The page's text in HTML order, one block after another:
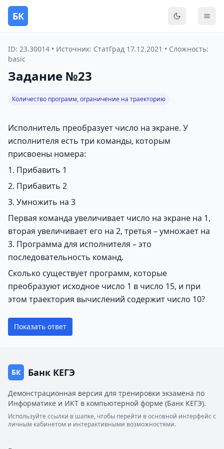
БК
ID: 23.30014 • Источник: СтатГрад 17.12.2021 • Сложность:
basic
Задание №23
Количество программ, ограничение на траекторию
Исполнитель преобразует число на экране. У
исполнителя есть три команды, которым
присвоены номера:
1. Прибавить 1
2. Прибавить 2
3. Умножить на 3
Первая команда увеличивает число на экране на 1,
вторая увеличивает его на 2, третья – умножает на
3. Программа для исполнителя – это
последовательность команд.
Сколько существует программ, которые
преобразуют исходное число 1 в число 15, и при
этом траектория вычислений содержит число 10?
Показать ответ
БК Банк КЕГЭ
Демонстрационная версия для тренировки экзамена по
Информатике и ИКТ в компьютерной форме (Банк КЕГЭ).
Используйте ссылки в шапке, чтобы перейти в основной интерфейс с
личным кабинетом и интерактивными возможностями.